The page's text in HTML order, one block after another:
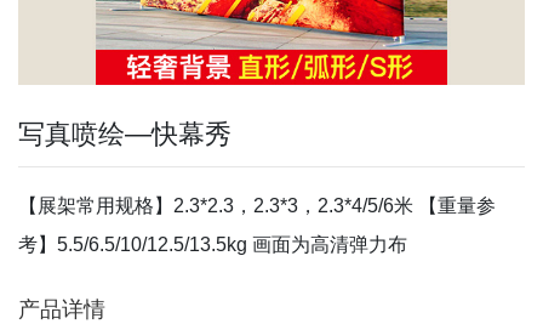
写真喷绘—快幕秀
【展架常用规格】2.3*2.3，2.3*3，2.3*4/5/6米 【重量参
考】5.5/6.5/10/12.5/13.5kg 画面为高清弹力布
产品详情